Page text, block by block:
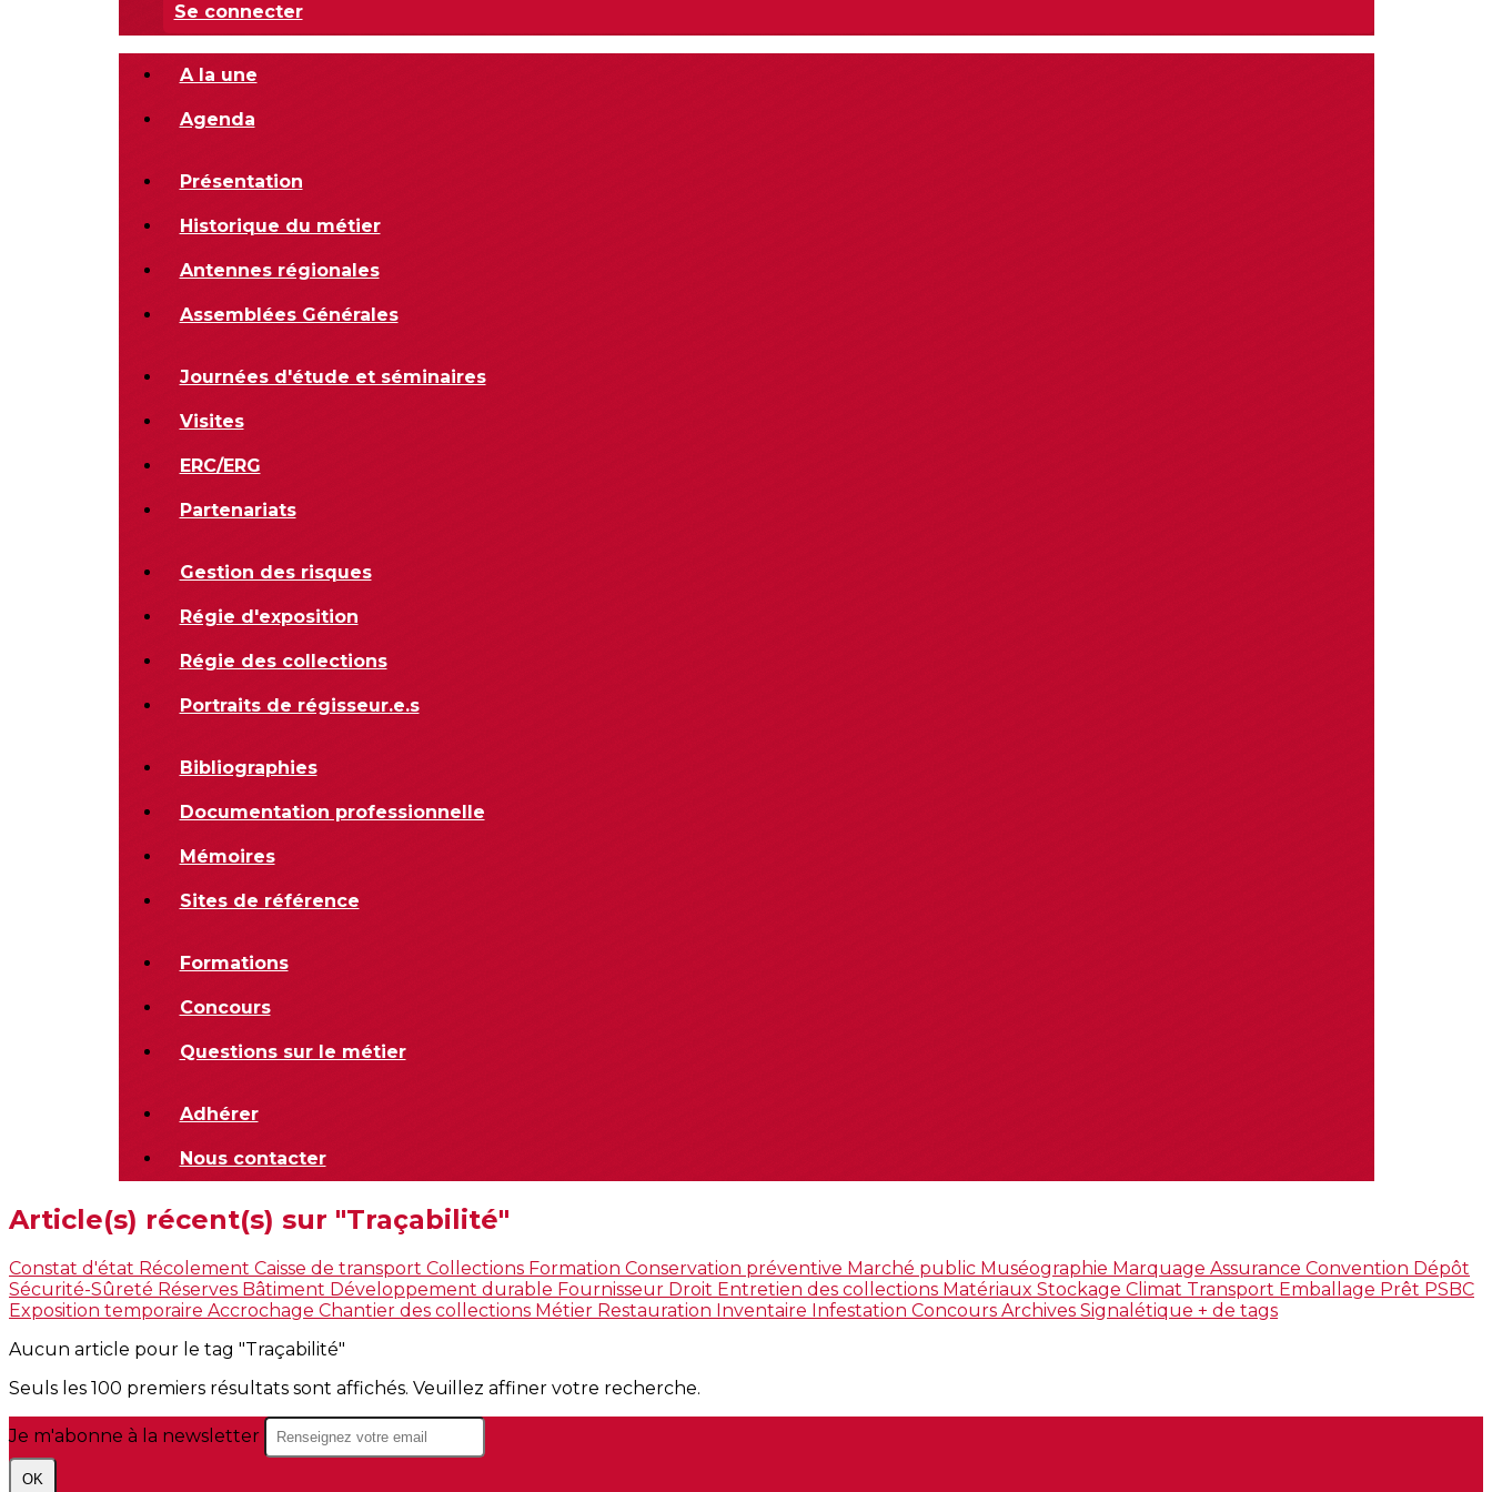
Se connecter
A la une
Agenda
Présentation
Historique du métier
Antennes régionales
Assemblées Générales
Journées d'étude et séminaires
Visites
ERC/ERG
Partenariats
Gestion des risques
Régie d'exposition
Régie des collections
Portraits de régisseur.e.s
Bibliographies
Documentation professionnelle
Mémoires
Sites de référence
Formations
Concours
Questions sur le métier
Adhérer
Nous contacter
Article(s) récent(s) sur "Traçabilité"
Constat d'état Récolement Caisse de transport Collections Formation Conservation préventive Marché public Muséographie Marquage Assurance Convention Dépôt
Sécurité-Sûreté Réserves Bâtiment Développement durable Fournisseur Droit Entretien des collections Matériaux Stockage Climat Transport Emballage Prêt PSBC
Exposition temporaire Accrochage Chantier des collections Métier Restauration Inventaire Infestation Concours Archives Signalétique + de tags
Aucun article pour le tag "Traçabilité"
Seuls les 100 premiers résultats sont affichés. Veuillez affiner votre recherche.
Je m'abonne à la newsletter
OK